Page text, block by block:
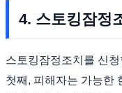
4. 스토킹잠정
스토킹잠정조치를 신
첫째, 피해자는 가능한